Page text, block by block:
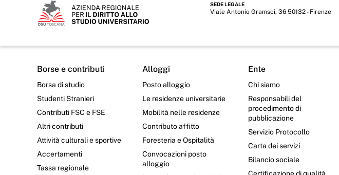
SEDE LEGALE
Viale Antonio Gramsci, 36 50132 - Firenze
Borse e contributi
Borsa di studio
Studenti Stranieri
Contributi FSC e FSE
Altri contributi
Attività culturali e sportive
Accertamenti
Tassa regionale
Alloggi
Posto alloggio
Le residenze universitarie
Mobilità nelle residenze
Contributo affitto
Foresteria e Ospitalità
Convocazioni posto
alloggio
Ente
Chi siamo
Responsabili del
procedimento di
pubblicazione
Servizio Protocollo
Carta dei servizi
Bilancio sociale